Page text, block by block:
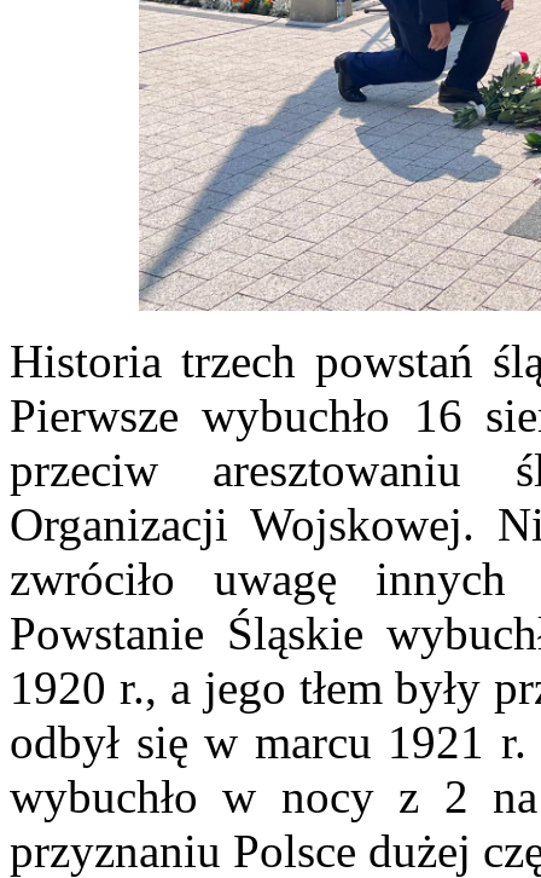
Historia trzech powstań
Pierwsze wybuchło 16
przeciw aresztowaniu
Organizacji Wojskowej.
zwróciło uwagę
Powstanie Śląskie
1920 r., a jego tłem były
odbył się w marcu 1921
wybuchło w nocy z 2
przyznaniu Polsce dużej